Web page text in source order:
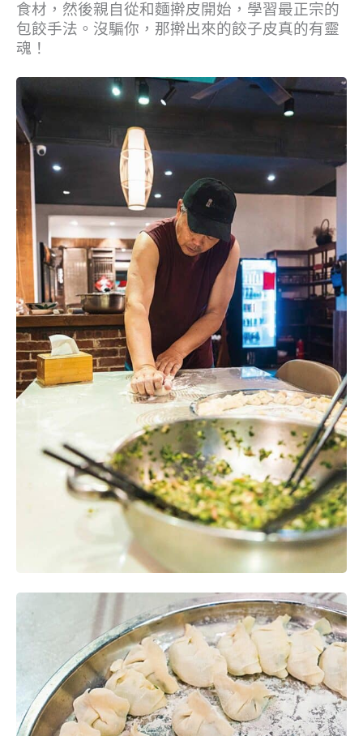
食材，然後親自從和麵擀皮開始，學習最正宗的
包餃手法。沒騙你，那擀出來的餃子皮真的有靈
魂！